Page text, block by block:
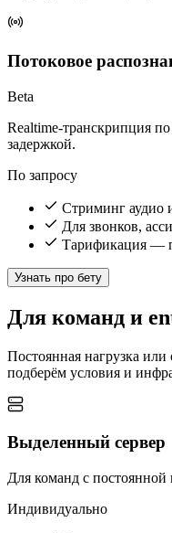
Потоковое
Beta
Realtime-транскрипция
задержкой.
По запросу
Стриминг аудио
Для звонков,
Тарификация —
Узнать про бету
Для команд и
Постоянная нагрузка
подберём условия и
Выделенный сервер
Для команд с постоянной
Индивидуально